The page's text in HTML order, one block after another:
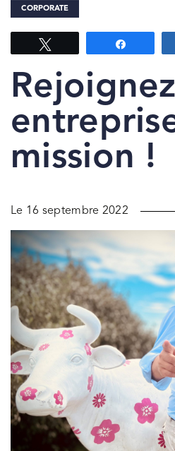
CORPORATE
mission !
Le 16 septembre 2022